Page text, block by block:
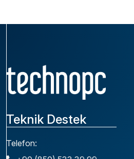
Teknik Destek
Telefon: